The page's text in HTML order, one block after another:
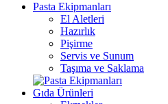
Pasta Ekipmanları
El Aletleri
Hazırlık
Pişirme
Servis ve Sunum
Taşıma ve Saklama
Gıda Ürünleri